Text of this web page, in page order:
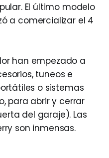
El último modelo
a comercializar el 4
han empezado a
tuneos e
o sistemas
para abrir y cerrar
del garaje). Las
son inmensas.